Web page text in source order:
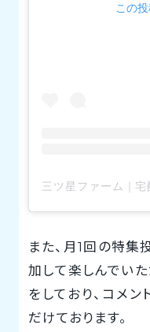
この
また、月1回の特集
加して楽しんでい
をしており、コメ
だけております。